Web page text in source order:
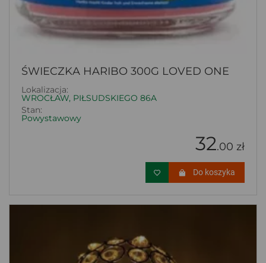
ŚWIECZKA HARIBO 300G LOVED ONE
Lokalizacja:
WROCŁAW, PIŁSUDSKIEGO 86A
Stan:
Powystawowy
32.00 zł
Do koszyka